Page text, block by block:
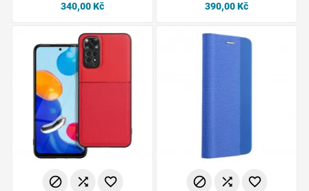
340,00 Kč 390,00 Kč
     